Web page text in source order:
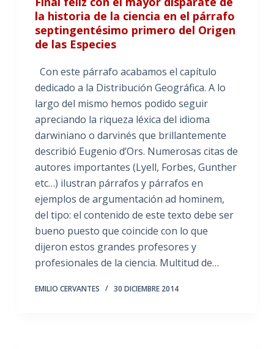
la historia de la ciencia en el párrafo
septingentésimo primero del Origen
de las Especies
Con este párrafo acabamos el capítulo
dedicado a la Distribución Geográfica. A lo
largo del mismo hemos podido seguir
apreciando la riqueza léxica del idioma
darwiniano o darvinés que brillantemente
describió Eugenio d’Ors. Numerosas citas de
autores importantes (Lyell, Forbes, Gunther
etc…) ilustran párrafos y párrafos en
ejemplos de argumentación ad hominem,
del tipo: el contenido de este texto debe ser
bueno puesto que coincide con lo que
dijeron estos grandes profesores y
profesionales de la ciencia. Multitud de…
EMILIO CERVANTES 30 DICIEMBRE 2014